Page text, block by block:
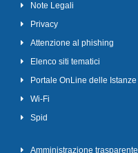
Note Legali
Privacy
Attenzione al phishing
Elenco siti tematici
Portale OnLine delle Istanze
Wi-Fi
Spid
Amministrazione trasparente